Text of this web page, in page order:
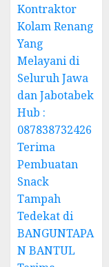
Kontraktor
Kolam Renang
Yang
Melayani di
Seluruh Jawa
dan Jabotabek
Hub :
087838732426
Terima
Pembuatan
Snack
Tampah
Tedekat di
BANGUNTAPA
N BANTUL